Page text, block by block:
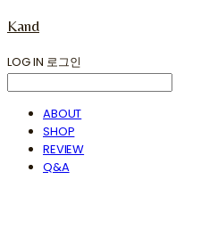
Kand
LOG IN 로그인
ABOUT
SHOP
REVIEW
Q&A